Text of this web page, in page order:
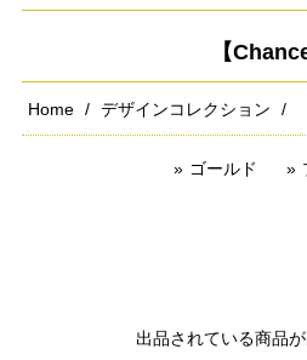
【Chance
Home デザインコレクション
ゴールド
出品されている商品が